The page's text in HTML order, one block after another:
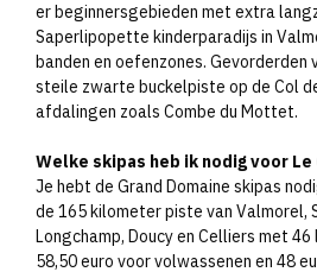
er beginnersgebieden met extra
Saperlipopette kinderparadijs in
banden en oefenzones. Gevorderden
steile zwarte buckelpiste op de Col
afdalingen zoals Combe du Mottet.​
Welke skipas heb ik nodig voor Le
Je hebt de Grand Domaine skipas
de 165 kilometer piste van Valmorel,
Longchamp, Doucy en Celliers met
58,50 euro voor volwassenen en 48